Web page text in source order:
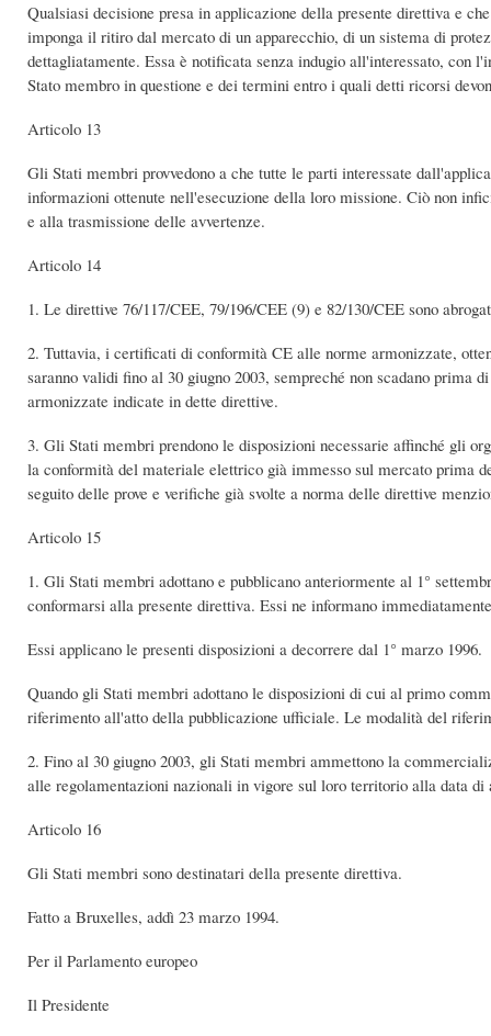
Qualsiasi decisione presa in applicazione della presente direttiva e
imponga il ritiro dal mercato di un apparecchio, di un sistema di
dettagliatamente. Essa è notificata senza indugio all'interessato, con
Stato membro in questione e dei termini entro i quali detti ricorsi
Articolo 13
Gli Stati membri provvedono a che tutte le parti interessate
informazioni ottenute nell'esecuzione della loro missione. Ciò non
e alla trasmissione delle avvertenze.
Articolo 14
1. Le direttive 76/117/CEE, 79/196/CEE (9) e 82/130/CEE sono
2. Tuttavia, i certificati di conformità CE alle norme armonizzate,
saranno validi fino al 30 giugno 2003, sempreché non scadano
armonizzate indicate in dette direttive.
3. Gli Stati membri prendono le disposizioni necessarie affinché gli
la conformità del materiale elettrico già immesso sul mercato prima
seguito delle prove e verifiche già svolte a norma delle direttive
Articolo 15
1. Gli Stati membri adottano e pubblicano anteriormente al 1°
conformarsi alla presente direttiva. Essi ne informano
Essi applicano le presenti disposizioni a decorrere dal 1° marzo 1996.
Quando gli Stati membri adottano le disposizioni di cui al primo
riferimento all'atto della pubblicazione ufficiale. Le modalità del
2. Fino al 30 giugno 2003, gli Stati membri ammettono la
alle regolamentazioni nazionali in vigore sul loro territorio alla data di
Articolo 16
Gli Stati membri sono destinatari della presente direttiva.
Fatto a Bruxelles, addì 23 marzo 1994.
Per il Parlamento europeo
Il Presidente